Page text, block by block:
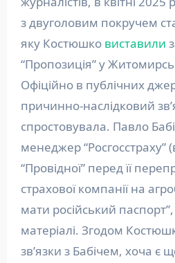
з двуголовим покручем
яку Костюшко виставили
“Пропозиція” у
Офіційно в публічних
причинно-наслідковий
спростовувала. Павло
менеджер “Росгосстраху”
“Провідної” перед її
страхової компанії на
мати російський
матеріалі. Згодом
звʼязки з Бабічем, хоча є